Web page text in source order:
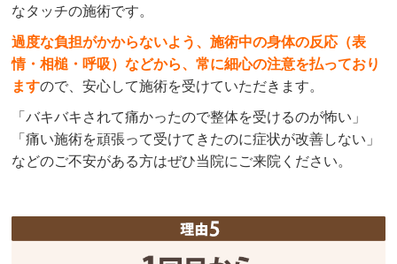
なタッチの施術です。
過度な負担がかからないよう、施術中の身体の反応（表
情・相槌・呼吸）などから、常に細心の注意を払っており
ますので、安心して施術を受けていただきます。
「バキバキされて痛かったので整体を受けるのが怖い」
「痛い施術を頑張って受けてきたのに症状が改善しない」
などのご不安がある方はぜひ当院にご来院ください。